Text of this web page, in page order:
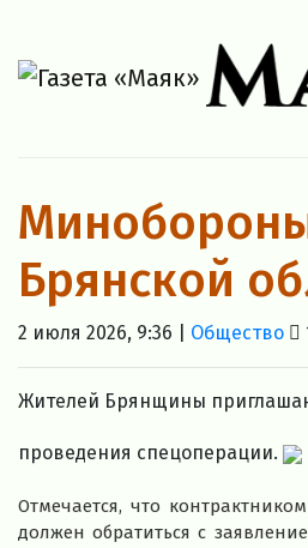
Брянской
2 июля 2026, 9:36 | Общество
Жителей Брянщины
проведения спецоперации.
Отмечается, что
должен обратиться с